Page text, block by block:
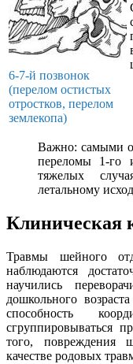
6-7-й позвонок
(перелом остистых
отростков, перелом
землекопа)
Важно: самыми
переломы 1-го
тяжелых
летальному
Клиническая
Травмы шейного
наблюдаются
научились
дошкольного
способность
сгруппировываться
того, повреждения
качестве родовых